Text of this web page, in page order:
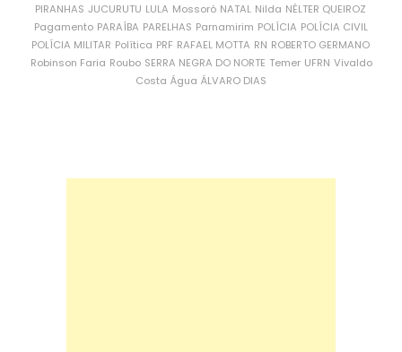
PIRANHAS JUCURUTU LULA Mossoró NATAL Nilda NÉLTER QUEIROZ
Pagamento PARAÍBA PARELHAS Parnamirim POLÍCIA POLÍCIA CIVIL
POLÍCIA MILITAR Política PRF RAFAEL MOTTA RN ROBERTO GERMANO
Robinson Faria Roubo SERRA NEGRA DO NORTE Temer UFRN Vivaldo
Costa Água ÁLVARO DIAS